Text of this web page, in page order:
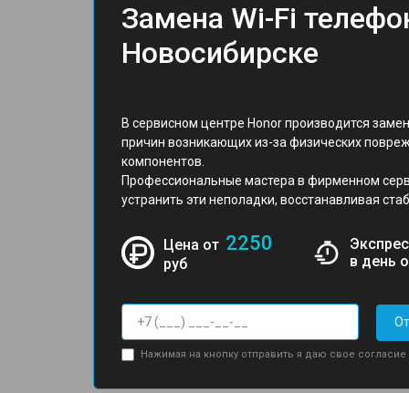
Замена Wi-Fi
Новосибирске
В сервисном центре Honor производится
причин возникающих из-за физических
компонентов.
Профессиональные мастера в фирменном
устранить эти неполадки, восстанавливая
Цена от 2250
руб
в день
Нажимая на кнопку отправить я даю свое согласие